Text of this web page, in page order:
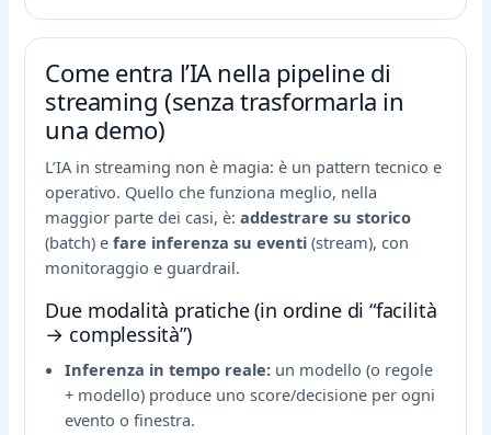
Come entra l’IA nella pipeline di
streaming (senza trasformarla in
una demo)
L’IA in streaming non è magia: è un pattern tecnico e
operativo. Quello che funziona meglio, nella
maggior parte dei casi, è:addestrare su storico
(batch) efare inferenza su eventi (stream), con
monitoraggio e guardrail.
Due modalità pratiche (in ordine di “facilità
→ complessità”)
Inferenza in tempo reale: un modello (o regole
+ modello) produce uno score/decisione per ogni
evento o finestra.